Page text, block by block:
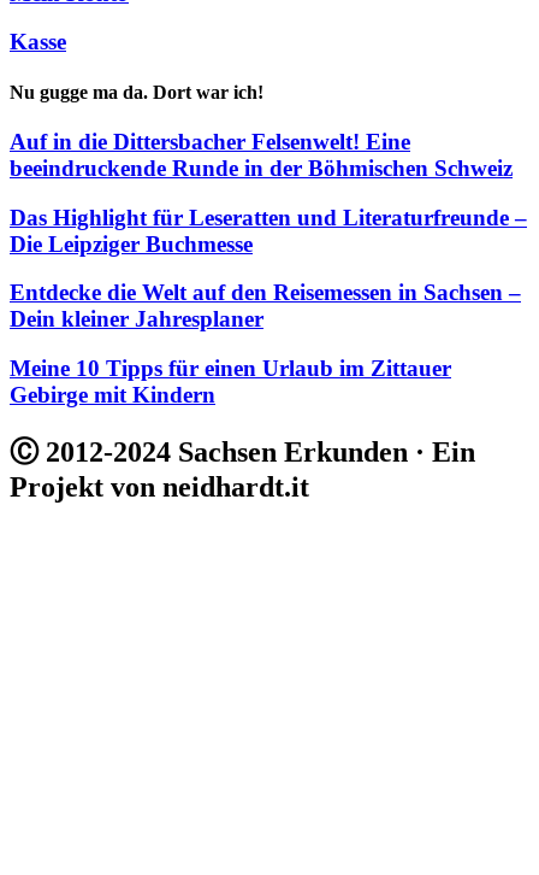
Kasse
Nu gugge ma da. Dort war ich!
Auf in die Dittersbacher Felsenwelt! Eine
beeindruckende Runde in der Böhmischen Schweiz
Das Highlight für Leseratten und Literaturfreunde –
Die Leipziger Buchmesse
Entdecke die Welt auf den Reisemessen in Sachsen –
Dein kleiner Jahresplaner
Meine 10 Tipps für einen Urlaub im Zittauer
Gebirge mit Kindern
Ⓒ 2012-2024 Sachsen Erkunden · Ein
Projekt von neidhardt.it